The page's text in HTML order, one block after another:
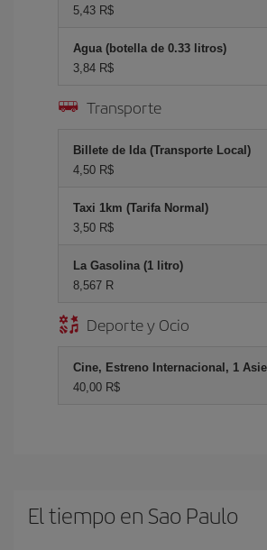
5,43 R$
Agua (botella de 0.33 litros)
3,84 R$
Transporte
Billete de Ida (Transporte Local)
4,50 R$
Taxi 1km (Tarifa Normal)
3,50 R$
La Gasolina (1 litro)
8,567 R
Deporte y Ocio
Cine, Estreno Internacional, 1
40,00 R$
El tiempo en Sao Paulo